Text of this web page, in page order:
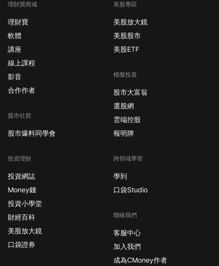
歷史低位，非利息收入
表現強勁，貸款增長也
穩健且符合預期。雖然
銀行業內存款增長和資
產組合面臨一定挑戰，
但本季度存款賬戶實現
了有意義的增長。
理財寶商城
理財寶
軟體
講座
線上課程
影音
合作作者
股市社群
股市爆料同學會
投資理財
投資網誌
Money錢
投資小學堂
財經百科
美股放大鏡
口袋證券
美股專區
美股放大鏡
美股股市
美股ETF
模擬投資
股市大富翁
選股網
雲端控股
報明牌
跨領域學習
學到
口袋Studio
聯絡我們
客服中心
加入我們
成為CMoney作者